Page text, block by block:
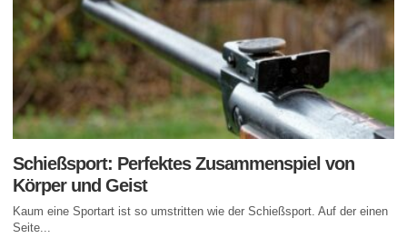
Schießsport: Perfektes Zusammenspiel von
Körper und Geist
Kaum eine Sportart ist so umstritten wie der Schießsport. Auf der einen
Seite...